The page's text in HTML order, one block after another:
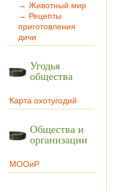
→ Животный мир
→ Рецепты
приготовления
дичи
Угодья
общества
Карта охотугодий
Общества и
организации
МООиР